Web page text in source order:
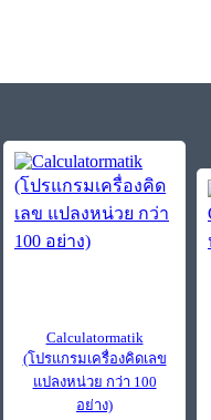
Calculatormatik
(โปรแกรมเครื่องคิดเลข
แปลงหน่วย กว่า 100
อย่าง)